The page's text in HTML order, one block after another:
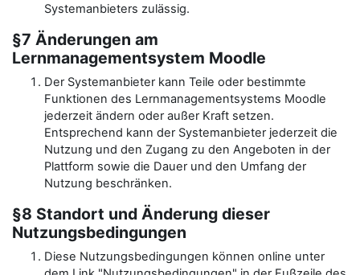
Systemanbieters zulässig.
§7 Änderungen am
Lernmanagementsystem Moodle
Der Systemanbieter kann Teile oder bestimmte
Funktionen des Lernmanagementsystems Moodle
jederzeit ändern oder außer Kraft setzen.
Entsprechend kann der Systemanbieter jederzeit die
Nutzung und den Zugang zu den Angeboten in der
Plattform sowie die Dauer und den Umfang der
Nutzung beschränken.
§8 Standort und Änderung dieser
Nutzungsbedingungen
Diese Nutzungsbedingungen können online unter